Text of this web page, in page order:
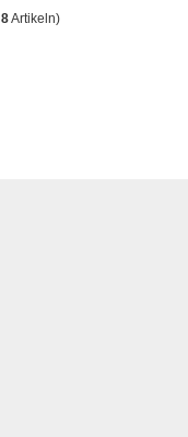
8Artikeln)